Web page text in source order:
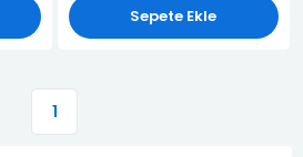
Sepete Ekle
1